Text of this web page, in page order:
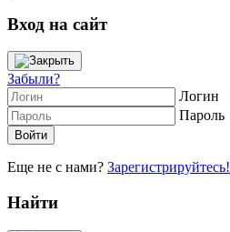
Вход на сайт
Забыли?
Логин
Пароль
Еще не с нами? Зарегистрируйтесь!
Найти